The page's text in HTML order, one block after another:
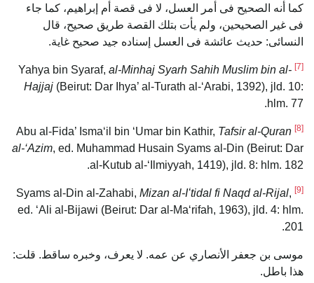
كما أنه الصحيح فى أمر العسل، لا فى قصة أم إبراهيم، كما جاء
فى غير الصحيحين، ولم يأت بتلك القصة طريق صحيح، قال
النسائى: حديث عائشة فى العسل إسناده جيد صحيح غاية.
[7]
al-Minhaj Syarh Sahih Muslim bin al-
Hajjaj (Beirut: Dar Ihya’ al-Turath al-‘Arabi, 1392), jld. 10:
hlm. 77.
[8]
Tafsir al-Quran
al-‘Azim, ed. Muhammad Husain Syams al-Din (Beirut: Dar
al-Kutub al-‘Ilmiyyah, 1419), jld. 8: hlm. 182.
[9]
Mizan al-Iʻtidal fi Naqd al-Rijal,
ed. ‘Ali al-Bijawi (Beirut: Dar al-Maʻrifah, 1963), jld. 4: hlm.
201.
موسى بن جعفر الأنصاري عن عمه. لا يعرف، وخبره ساقط. قلت:
هذا باطل.